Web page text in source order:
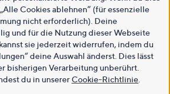
Cookies ablehnen“ (für essenzielle
nicht erforderlich). Deine
und für die Nutzung dieser Webseite
sie jederzeit widerrufen, indem du
deine Auswahl änderst. Dies lässt
bisherigen Verarbeitung unberührt.
du in unsererCookie-Richtlinie